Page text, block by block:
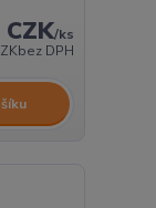
/ks
bez DPH